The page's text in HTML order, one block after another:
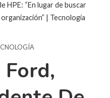
HPE: “En lugar de buscar
| Tecnología